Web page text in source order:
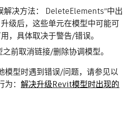
解决方法： DeleteElements”中出
级后，这些单元在模型中可能可
，具体取决于警告/错误。
前取消链接/删除协调模型。
模型时遇到错误/问题，请参见以
为：解决升级Revit模型时出现的